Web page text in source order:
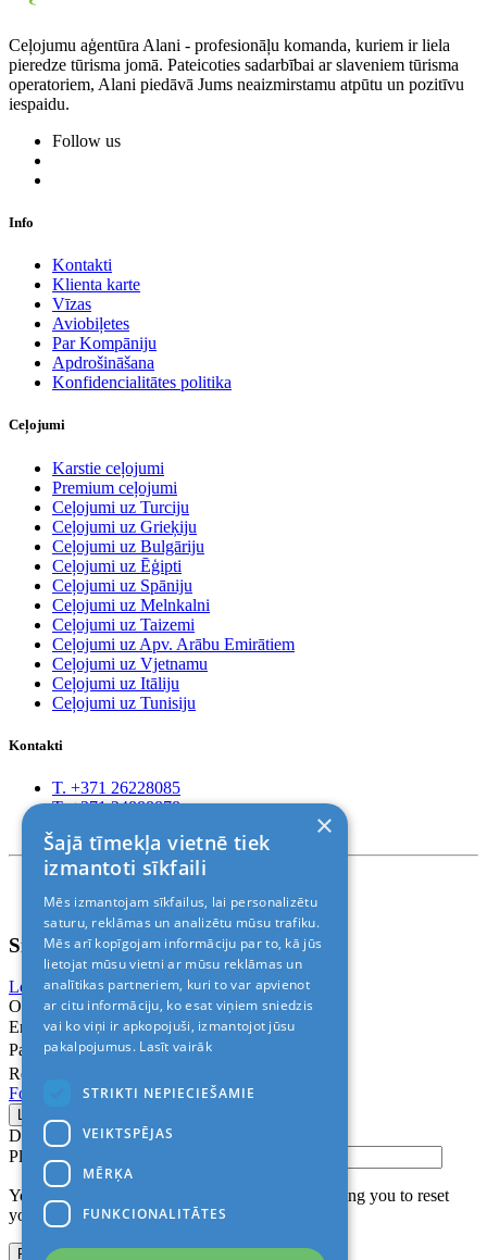
Ceļojumu aģentūra Alani - profesionāļu komanda, kuriem ir liela
pieredze tūrisma jomā. Pateicoties sadarbībai ar slaveniem tūrisma
operatoriem, Alani piedāvā Jums neaizmirstamu atpūtu un pozitīvu
iespaidu.
Follow us
Info
Kontakti
Klienta karte
Vīzas
Aviobiļetes
Par Kompāniju
Apdrošināšana
Konfidencialitātes politika
Ceļojumi
Karstie ceļojumi
Premium ceļojumi
Ceļojumi uz Turciju
Ceļojumi uz Grieķiju
Ceļojumi uz Bulgāriju
Ceļojumi uz Ēģipti
Ceļojumi uz Spāniju
Ceļojumi uz Melnkalni
Ceļojumi uz Taizemi
Ceļojumi uz Apv. Arābu Emirātiem
Ceļojumi uz Vjetnamu
Ceļojumi uz Itāliju
Ceļojumi uz Tunisiju
Kontakti
T. +371 26228085
T. +371 24888878
© 2011-2026> «ALANI SIA»
Sign In
Login with Facebook Login with Google
Or
Email
Password
Remember me
Forgot Password?
Don’t have an account?
Please confirm login email below
You will receive an email containing a link allowing you to reset
your password to a new preferred one.
×
Šajā tīmekļa vietnē tiek
izmantoti sīkfaili
Mēs izmantojam sīkfailus, lai personalizētu
saturu, reklāmas un analizētu mūsu trafiku.
Mēs arī kopīgojam informāciju par to, kā jūs
lietojat mūsu vietni ar mūsu reklāmas un
analītikas partneriem, kuri to var apvienot
ar citu informāciju, ko esat viņiem sniedzis
vai ko viņi ir apkopojuši, izmantojot jūsu
pakalpojumus. Lasīt vairāk
STRIKTI NEPIECIEŠAMIE
VEIKTSPĒJAS
MĒRĶA
FUNKCIONALITĀTES